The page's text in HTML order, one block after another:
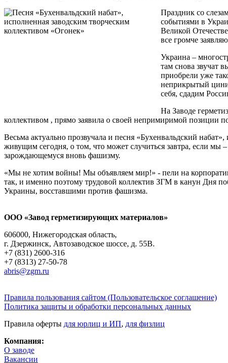
Праздник со
событиями в
Великой
все громче
Украина –
там снова звучат
приобрели уже
неприкрытый
себя, сдадим
На Заводе
коллективом , прямо заявила о своей непримиримой позиции
Весьма актуально прозвучала и песня «Бухенвальдский
живущим сегодня, о том, что может случиться завтра, если мы
зарождающемуся вновь фашизму.
«Мы не хотим войны! Мы объявляем мир!» - пели на
так, и именно поэтому трудовой коллектив ЗГМ в канун Дня
Украины, восставшими против фашизма.
ООО «Завод герметизирующих материалов»
606000, Нижегородская область,
г. Дзержинск, Автозаводское шоссе, д. 55В.
+7 (831) 2600-316
+7 (8313) 27-50-78
abris@zgm.ru
Правила пользования сайтом (Пользовательское соглашение)
Политика защиты и обработки персональных данных
Правила оферты для юрлиц и ИП, для физлиц
Компания:
О заводе
Вакансии